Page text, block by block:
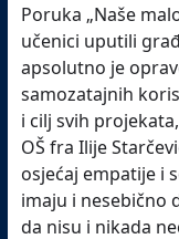
Poruka „Naše
učenici uputili
apsolutno je
samozatajnih
i cilj svih
OŠ fra Ilije
osjećaj empatije i
imaju i nesebično
da nisu i nikada